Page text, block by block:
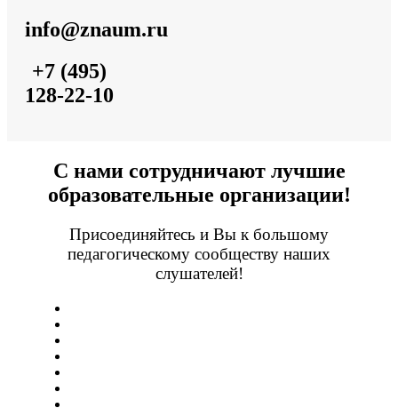
info@znaum.ru
+7 (495)
128-22-10
С нами сотрудничают лучшие
образовательные организации!
Присоединяйтесь и Вы к большому
педагогическому сообществу наших
слушателей!